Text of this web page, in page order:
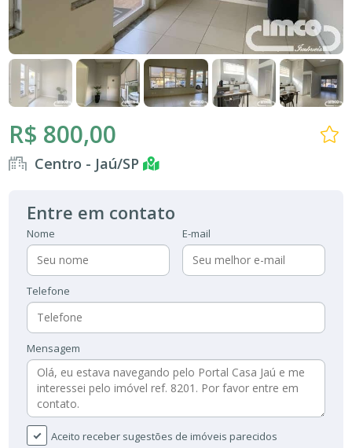
R$ 800,00
Centro - Jaú/SP
Entre em contato
Nome E-mail
Telefone
Mensagem
Aceito receber sugestões de imóveis parecidos